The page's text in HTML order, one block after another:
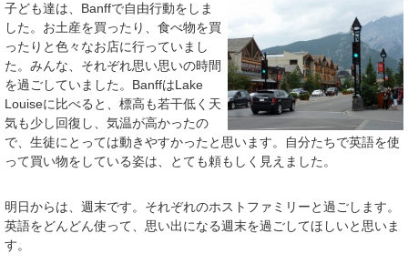
子ども達は、Banffで自由行動をしま
した。お土産を買ったり、食べ物を買
ったりと色々なお店に行っていまし
た。みんな、それぞれ思い思いの時間
を過ごしていました。BanffはLake
Louiseに比べると、標高も若干低く天
気も少し回復し、気温が高かったの
で、生徒にとっては動きやすかったと思います。自分たちで英語を使
って買い物をしている姿は、とても頼もしく見えました。
明日からは、週末です。それぞれのホストファミリーと過ごします。
英語をどんどん使って、思い出になる週末を過ごしてほしいと思いま
す。